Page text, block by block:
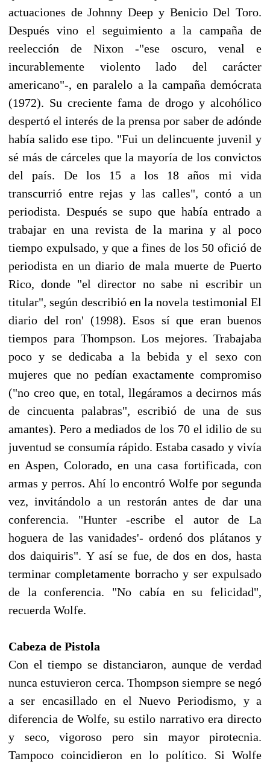
actuaciones de Johnny Deep y Benicio Del Toro.
Después vino el seguimiento a la campaña de
reelección de Nixon -"ese oscuro, venal e
incurablemente violento lado del carácter
americano"-, en paralelo a la campaña demócrata
(1972). Su creciente fama de drogo y alcohólico
despertó el interés de la prensa por saber de adónde
había salido ese tipo. "Fui un delincuente juvenil y
sé más de cárceles que la mayoría de los convictos
del país. De los 15 a los 18 años mi vida
transcurrió entre rejas y las calles", contó a un
periodista. Después se supo que había entrado a
trabajar en una revista de la marina y al poco
tiempo expulsado, y que a fines de los 50 ofició de
periodista en un diario de mala muerte de Puerto
Rico, donde "el director no sabe ni escribir un
titular", según describió en la novela testimonial El
diario del ron' (1998). Esos sí que eran buenos
tiempos para Thompson. Los mejores. Trabajaba
poco y se dedicaba a la bebida y el sexo con
mujeres que no pedían exactamente compromiso
("no creo que, en total, llegáramos a decirnos más
de cincuenta palabras", escribió de una de sus
amantes). Pero a mediados de los 70 el idilio de su
juventud se consumía rápido. Estaba casado y vivía
en Aspen, Colorado, en una casa fortificada, con
armas y perros. Ahí lo encontró Wolfe por segunda
vez, invitándolo a un restorán antes de dar una
conferencia. "Hunter -escribe el autor de La
hoguera de las vanidades'- ordenó dos plátanos y
dos daiquiris". Y así se fue, de dos en dos, hasta
terminar completamente borracho y ser expulsado
de la conferencia. "No cabía en su felicidad",
recuerda Wolfe.
Cabeza de Pistola
Con el tiempo se distanciaron, aunque de verdad
nunca estuvieron cerca. Thompson siempre se negó
a ser encasillado en el Nuevo Periodismo, y a
diferencia de Wolfe, su estilo narrativo era directo
y seco, vigoroso pero sin mayor pirotecnia.
Tampoco coincidieron en lo político. Si Wolfe